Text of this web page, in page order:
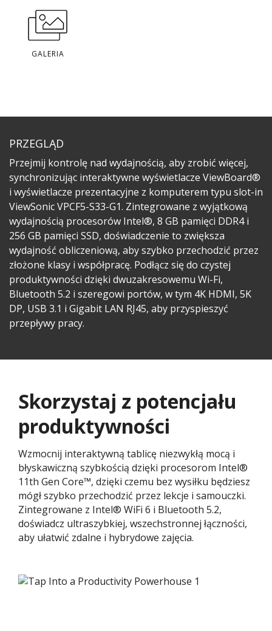
GALERIA
PRZEGLĄD
Przejmij kontrolę nad wydajnością, aby zrobić więcej,
synchronizując interaktywne wyświetlacze ViewBoard®
i wyświetlacze prezentacyjne z komputerem typu slot-in
ViewSonic VPCF5-S33-G1. Zintegrowane z wyjątkową
wydajnością procesorów Intel®, 8 GB pamięci DDR4 i
256 GB pamięci SSD, doświadczenie to zwiększa
wydajność obliczeniową, aby szybko przechodzić przez
złożone klasy i współpracę. Podłącz się do czystej
produktywności dzięki dwuzakresowemu Wi-Fi,
Bluetooth 5.2 i szeregowi portów, w tym 4K HDMI, 5K
DP, USB 3.1 i Gigabit LAN RJ45, aby przyspieszyć
przepływy pracy.​​
Skorzystaj z potencjału
produktywności
Wzmocnij interaktywną tablicę niezwykłą mocą i
błyskawiczną szybkością dzięki procesorom Intel®
11th Gen Core™, dzięki czemu bez wysiłku będziesz
mógł szybko przechodzić przez lekcje i samouczki.
Zintegrowane z Intel® WiFi 6 i Bluetooth 5.2,
doświadcz ultraszybkiej, wszechstronnej łączności,
aby ułatwić zdalne i hybrydowe zajęcia.